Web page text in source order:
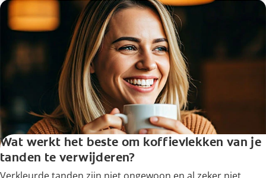
Wat werkt het beste om koffievlekken van je
tanden te verwijderen?